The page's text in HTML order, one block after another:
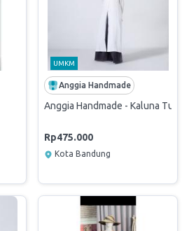
UMKM
Anggia Handmade
Anggia Handmade - Kaluna
Rp475.000
Kota Bandung